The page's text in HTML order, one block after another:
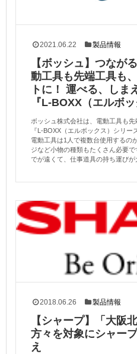
2021.06.22 製品情報
【ボッシュ】つなが
動工具も先端工具も
トに！ 運べる、しま
『L-BOXX（エルボ
ボッシュ株式会社は、電動工具も
『L-BOXX（エルボックス）シリ
電動工具は1人で複数台使用するの
ジなど小物の種類もたくさん必要
でが遠くて、仕事道具の持ち運びが
2018.06.26 製品情報
【シャープ】「大阪
方々を対象にシャー
え